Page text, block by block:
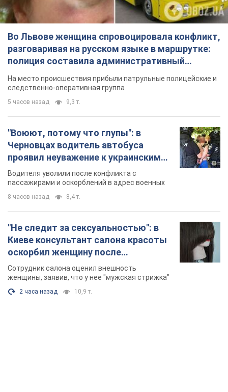
Во Львове женщина спровоцировала конфликт,
разговаривая на русском языке в маршрутке:
полиция составила административный
протокол. Видео
На место происшествия прибыли патрульные полицейские и
следственно-оперативная группа
5 часов назад 9,3 т.
"Воюют, потому что глупы": в
Черновцах водитель автобуса
проявил неуважение к украинским
военным и поплатился за это.
Видео
Водителя уволили после конфликта с
пассажирами и оскорблений в адрес военных
8 часов назад 8,4 т.
"Не следит за сексуальностью": в
Киеве консультант салона красоты
оскорбил женщину после
химиотерапии, разгорелся скандал.
Фото
Сотрудник салона оценил внешность
женщины, заявив, что у нее "мужская стрижка"
2 часа назад 10,9 т.